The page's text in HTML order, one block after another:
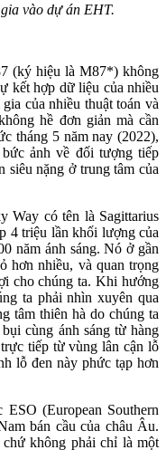
vào dự án EHT.
(ký hiệu là M87*) không
kết hợp dữ liệu của nhiều
của nhiều thuật toán và
hề đơn giản mà cần
tháng 5 năm nay (2022),
ảnh về đối tượng tiếp
siêu nặng ở trung tâm của
Way có tên là Sagittarius
4 triệu lần khối lượng của
năm ánh sáng. Nó ở gần
hơn nhiều, và quan trọng
cho chúng ta. Khi hướng
ta phải nhìn xuyên qua
tâm thiên hà do chúng ta
cùng ánh sáng từ hàng
tiếp từ vùng lân cận lỗ
lỗ đen này phức tạp hơn
(European Southern
bán cầu của châu Âu.
không phải chỉ là một